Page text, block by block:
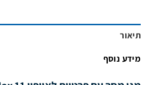
תיאור
מידע נוסף